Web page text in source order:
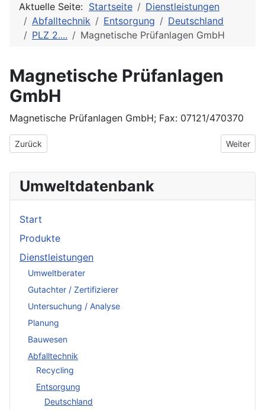
Aktuelle Seite: Startseite
Dienstleistungen
Abfalltechnik
Entsorgung
Deutschland
PLZ 2....
Magnetische Prüfanlagen GmbH
Magnetische Prüfanlagen
GmbH
Magnetische Prüfanlagen GmbH; Fax: 07121/470370
Vorheriger Beitrag: mad J. Hast
Zurück Nächster
Weiter
Umweltdatenbank
Start
Produkte
Dienstleistungen
Umweltberater
Gutachter / Zertifizierer
Untersuchung / Analyse
Planung
Bauwesen
Abfalltechnik
Recycling
Entsorgung
Deutschland